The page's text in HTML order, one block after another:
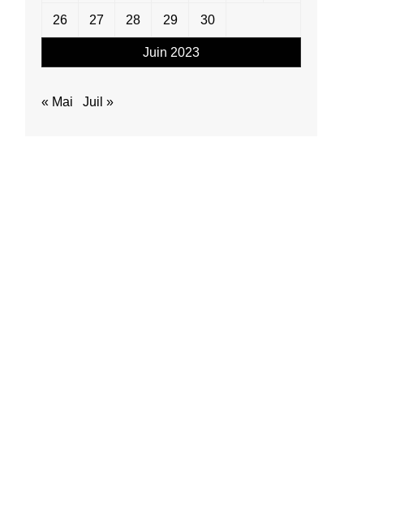
Juin 2023
26 27 28 29 30
« Mai Juil »